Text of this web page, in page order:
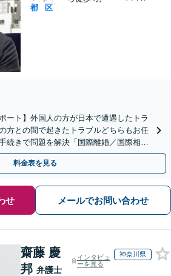
都
区
ート】外国人の方が日本で遭遇したトラ
方との間で起きたトラブルどちらもお任
続きで問題を解決「国際離婚／国際相続
料金表を見る
せ メールでお問い合わせ
齋藤 慶
邦 弁護士
インタビュ
ーを見る
神奈川県